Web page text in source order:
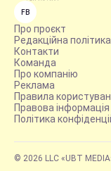
FB
Про проєкт
Редакційна
Контакти
Команда
Про компанію
Реклама
Правила
Правова інформація
Політика
© 2026 LLC «UBT